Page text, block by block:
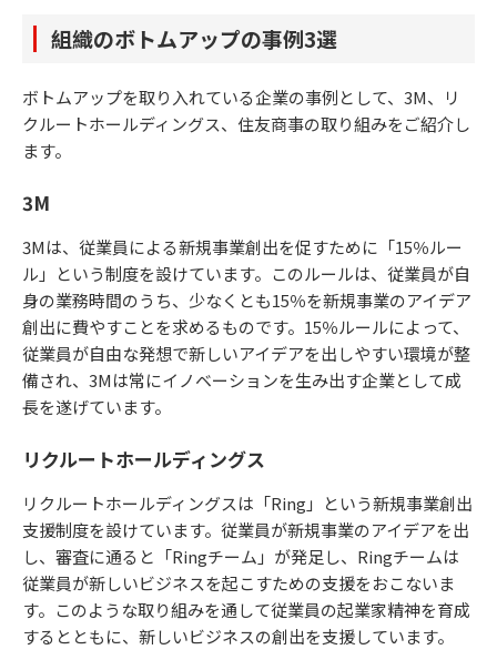
組織のボトムアップの事例3選
ボトムアップを取り入れている企業の事例として、3M、リ
クルートホールディングス、住友商事の取り組みをご紹介し
ます。
3M
3Mは、従業員による新規事業創出を促すために「15％ルー
ル」という制度を設けています。このルールは、従業員が自
身の業務時間のうち、少なくとも15％を新規事業のアイデア
創出に費やすことを求めるものです。15％ルールによって、
従業員が自由な発想で新しいアイデアを出しやすい環境が整
備され、3Mは常にイノベーションを生み出す企業として成
長を遂げています。
リクルートホールディングス
リクルートホールディングスは「Ring」という新規事業創出
支援制度を設けています。従業員が新規事業のアイデアを出
し、審査に通ると「Ringチーム」が発足し、Ringチームは
従業員が新しいビジネスを起こすための支援をおこないま
す。このような取り組みを通して従業員の起業家精神を育成
するとともに、新しいビジネスの創出を支援しています。